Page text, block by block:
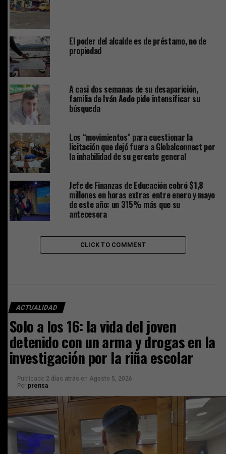
El poder del alcalde es de préstamo, no de
propiedad
A casi dos semanas de su desaparición,
familia de Iván Aedo pide intensificar su
búsqueda
Los “movimientos” para cuestionar la
licitación que dejó fuera a Globalconnect por
la inhabilidad de su gerente general
Jefe de Finanzas de Educación cobró $1,8
millones en horas extras entre enero y mayo
de este año: un 315% más que su
antecesora
CLICK TO COMMENT
ACTUALIDAD
Solo a los 16: la vida del joven
detenido con un arma y drogas en la
investigación por la riña escolar
Publicado 2 días atrás en Agosto 5, 2026
Por prensa